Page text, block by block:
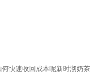
快速收回成本呢新时沏奶茶